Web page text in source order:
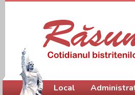
Meniu principal
Local